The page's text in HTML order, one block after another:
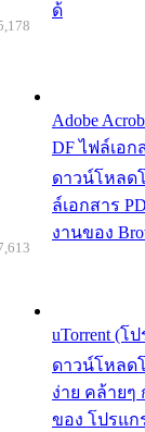
ด้
Adobe
DF ไฟล์เอก
ดาวน์โหลดโ
ล์เอกสาร
งานของ
uTorrent (โ
ดาวน์โหลด
ง่าย คล้ายๆ
ของ โปรแก